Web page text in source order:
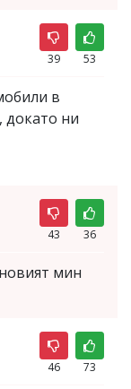
39 53
в
докато ни
43 36
мин
46 73